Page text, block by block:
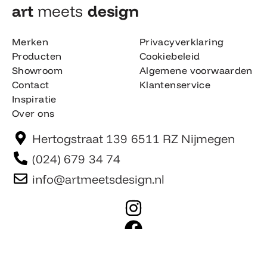
art meets design​
Merken
Producten
Showroom
Contact
Inspiratie
Over ons
Privacyverklaring
Cookiebeleid
Algemene voorwaarden
Klantenservice
Hertogstraat 139 6511 RZ Nijmegen
(024) 679 34 74
info@artmeetsdesign.nl
I
n
F